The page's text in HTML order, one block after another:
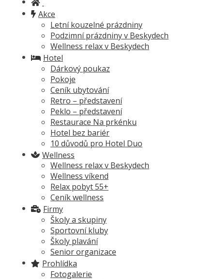
Akce
Letní kouzelné prázdniny
Podzimní prázdniny v Beskydech
Wellness relax v Beskydech
Hotel
Dárkový poukaz
Pokoje
Ceník ubytování
Retro – představení
Peklo – představení
Restaurace Na prkénku
Hotel bez bariér
10 důvodů pro Hotel Duo
Wellness
Wellness relax v Beskydech
Wellness víkend
Relax pobyt 55+
Ceník wellness
Firmy
Školy a skupiny
Sportovní kluby
Školy plavání
Senior organizace
Prohlídka
Fotogalerie
Akce
Letní kouzelné prázdniny
Podzimní prázdniny v Beskydech
Wellness relax v Beskydech
Hotel
Dárkový poukaz
Pokoje
Ceník ubytování
Retro – představení
Peklo – představení
Restaurace Na prkénku
Hotel bez bariér
10 důvodů pro Hotel Duo
Wellness
Wellness relax v Beskydech
Wellness víkend
Relax pobyt 55+
Ceník wellness
Firmy
Školy a skupiny
Sportovní kluby
Školy plavání
Senior organizace
Prohlídka
Fotogalerie